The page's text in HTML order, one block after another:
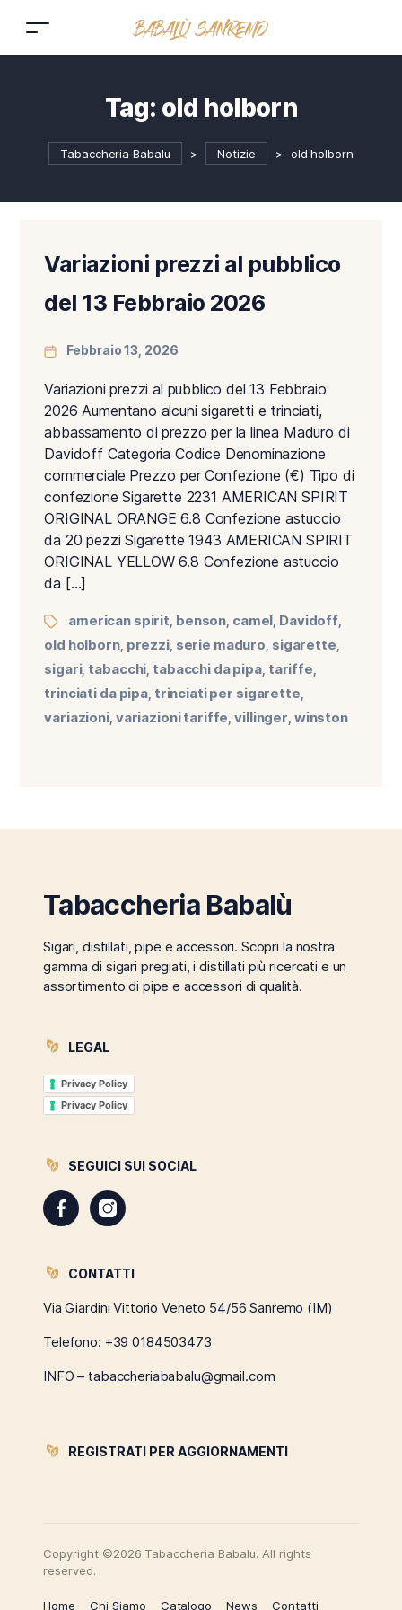
Tag: old holborn
Tabaccheria Babalu > Notizie > old holborn
Variazioni prezzi al pubblico
del 13 Febbraio 2026
Febbraio 13, 2026
Variazioni prezzi al pubblico del 13 Febbraio
2026 Aumentano alcuni sigaretti e trinciati,
abbassamento di prezzo per la linea Maduro di
Davidoff Categoria Codice Denominazione
commerciale Prezzo per Confezione (€) Tipo di
confezione Sigarette 2231 AMERICAN SPIRIT
ORIGINAL ORANGE 6.8 Confezione astuccio
da 20 pezzi Sigarette 1943 AMERICAN SPIRIT
ORIGINAL YELLOW 6.8 Confezione astuccio
da […]
american spirit benson camel Davidoff
old holborn, prezzi, serie maduro sigarette
sigari, tabacchi tabacchi da pipa, tariffe
trinciati da pipa trinciati per sigarette
variazioni, variazioni tariffe ,villinger winston
Tabaccheria Babalù
Sigari, distillati, pipe e accessori. Scopri la nostra
gamma di sigari pregiati, i distillati più ricercati e un
assortimento di pipe e accessori di qualità.
LEGAL
Privacy Policy
Privacy Policy
SEGUICI SUI SOCIAL
CONTATTI
Via Giardini Vittorio Veneto 54/56 Sanremo (IM)
Telefono: +39 0184503473
INFO – tabaccheriababalu@gmail.com
REGISTRATI PER AGGIORNAMENTI
Copyright ©2026 Tabaccheria Babalu. All rights
reserved.
Home Chi Siamo Catalogo News Contatti